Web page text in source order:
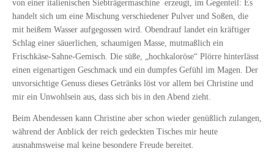
von einer italienischen Siebträgermaschine erzeugt, im Gegenteil: Es
handelt sich um eine Mischung verschiedener Pulver und Soßen, die
mit heißem Wasser aufgegossen wird. Obendrauf landet ein kräftiger
Schlag einer säuerlichen, schaumigen Masse, mutmaßlich ein
Frischkäse-Sahne-Gemisch. Die süße, „hochkaloröse“ Plörre hinterlässt
einen eigenartigen Geschmack und ein dumpfes Gefühl im Magen. Der
unvorsichtige Genuss dieses Getränks löst vor allem bei Christine und
mir ein Unwohlsein aus, dass sich bis in den Abend zieht.
Beim Abendessen kann Christine aber schon wieder genüßlich zulangen,
während der Anblick der reich gedeckten Tisches mir heute
ausnahmsweise mal keine besondere Freude bereitet.